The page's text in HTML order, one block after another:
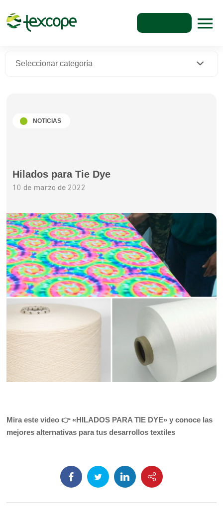
Seleccionar categoría
NOTICIAS
Hilados para Tie Dye
10 de marzo de 2022
Mira este video 👉«HILADOS PARA TIE DYE» y conoce las
mejores alternativas para tus desarrollos textiles